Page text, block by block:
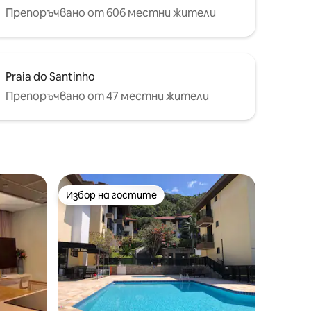
Препоръчвано от 606 местни жители
Praia do Santinho
Препоръчвано от 47 местни жители
Избор на гостите
Избор на гостите